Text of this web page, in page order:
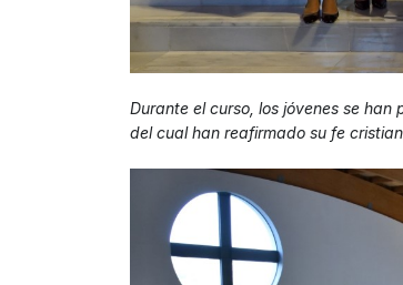
Durante el curso, los jóvenes se
del cual han reafirmado su fe